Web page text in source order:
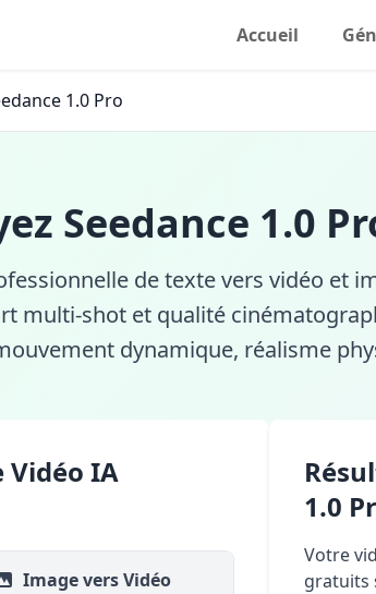
Accueil
1.0 Pro
Seedance 1.0
de texte vers vidéo et
multi-shot et qualité
dynamique, réalisme
Vidéo IA
Image vers Vidéo
1.0
Votre
gratuits
vidéo 1080p | SeeRun